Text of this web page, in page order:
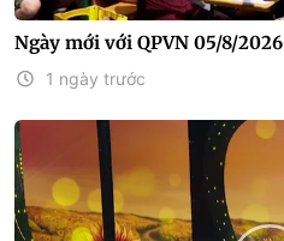
Ngày mới với QPVN 05/8/2026
1 ngày trước